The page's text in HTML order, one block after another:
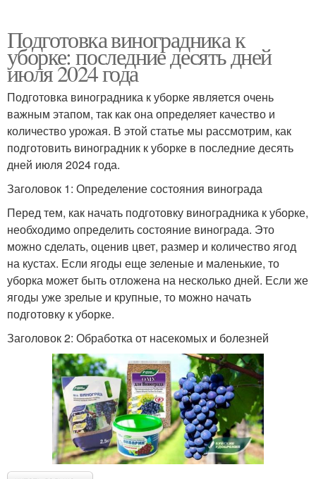
Подготовка виноградника к
уборке: последние десять дней
июля 2024 года
Подготовка виноградника к уборке является очень
важным этапом, так как она определяет качество и
количество урожая. В этой статье мы рассмотрим, как
подготовить виноградник к уборке в последние десять
дней июля 2024 года.
Заголовок 1: Определение состояния винограда
Перед тем, как начать подготовку виноградника к уборке,
необходимо определить состояние винограда. Это
можно сделать, оценив цвет, размер и количество ягод
на кустах. Если ягоды еще зеленые и маленькие, то
уборка может быть отложена на несколько дней. Если же
ягоды уже зрелые и крупные, то можно начать
подготовку к уборке.
Заголовок 2: Обработка от насекомых и болезней